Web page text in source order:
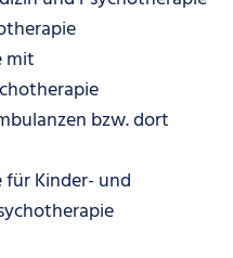
mit
bzw. dort
Kinder- und